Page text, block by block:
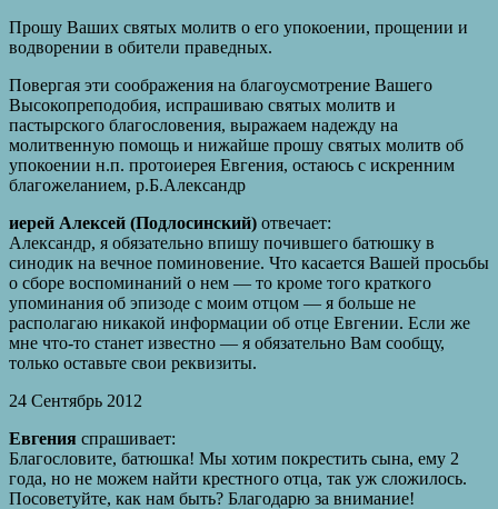
Прошу Ваших святых молитв о его упокоении, прощении и
водворении в обители праведных.
Повергая эти соображения на благоусмотрение Вашего
Высокопреподобия, испрашиваю святых молитв и
пастырского благословения, выражаем надежду на
молитвенную помощь и нижайше прошу святых молитв об
упокоении н.п. протоиерея Евгения, остаюсь с искренним
благожеланием, р.Б.Александр
иерей Алексей (Подлосинский) отвечает:
Александр, я обязательно впишу почившего батюшку в
синодик на вечное поминовение. Что касается Вашей просьбы
о сборе воспоминаний о нем — то кроме того краткого
упоминания об эпизоде с моим отцом — я больше не
располагаю никакой информации об отце Евгении. Если же
мне что-то станет известно — я обязательно Вам сообщу,
только оставьте свои реквизиты.
24 Сентябрь 2012
Евгения спрашивает:
Благословите, батюшка! Мы хотим покрестить сына, ему 2
года, но не можем найти крестного отца, так уж сложилось.
Посоветуйте, как нам быть? Благодарю за внимание!